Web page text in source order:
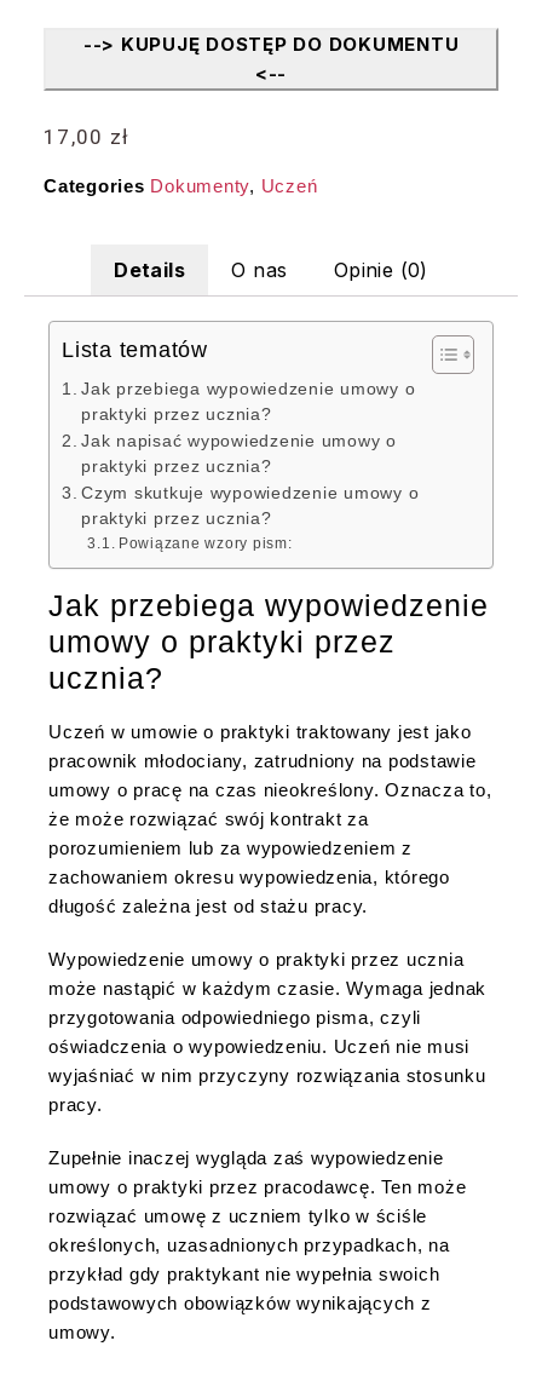
--> KUPUJĘ DOSTĘP DO DOKUMENTU
<--
17,00 zł
Categories Dokumenty, Uczeń
Details O nas Opinie (0)
Lista tematów
Jak przebiega wypowiedzenie umowy o
praktyki przez ucznia?
Jak napisać wypowiedzenie umowy o
praktyki przez ucznia?
Czym skutkuje wypowiedzenie umowy o
praktyki przez ucznia?
Powiązane wzory pism:
Jak przebiega wypowiedzenie
umowy o praktyki przez
ucznia?
Uczeń w umowie o praktyki traktowany jest jako
pracownik młodociany, zatrudniony na podstawie
umowy o pracę na czas nieokreślony. Oznacza to,
że może rozwiązać swój kontrakt za
porozumieniem lub za wypowiedzeniem z
zachowaniem okresu wypowiedzenia, którego
długość zależna jest od stażu pracy.
Wypowiedzenie umowy o praktyki przez ucznia
może nastąpić w każdym czasie. Wymaga jednak
przygotowania odpowiedniego pisma, czyli
oświadczenia o wypowiedzeniu. Uczeń nie musi
wyjaśniać w nim przyczyny rozwiązania stosunku
pracy.
Zupełnie inaczej wygląda zaś wypowiedzenie
umowy o praktyki przez pracodawcę. Ten może
rozwiązać umowę z uczniem tylko w ściśle
określonych, uzasadnionych przypadkach, na
przykład gdy praktykant nie wypełnia swoich
podstawowych obowiązków wynikających z
umowy.